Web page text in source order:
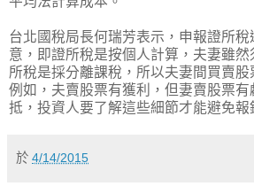
台北國稅局長何瑞芳表示，申報證所
意，即證所稅是按個人計算，夫妻雖
所稅是採分離課稅，所以夫妻間買賣股
例如，夫賣股票有獲利，但妻賣股票有
抵，投資人要了解這些細節才能避免報
於 4/14/2015